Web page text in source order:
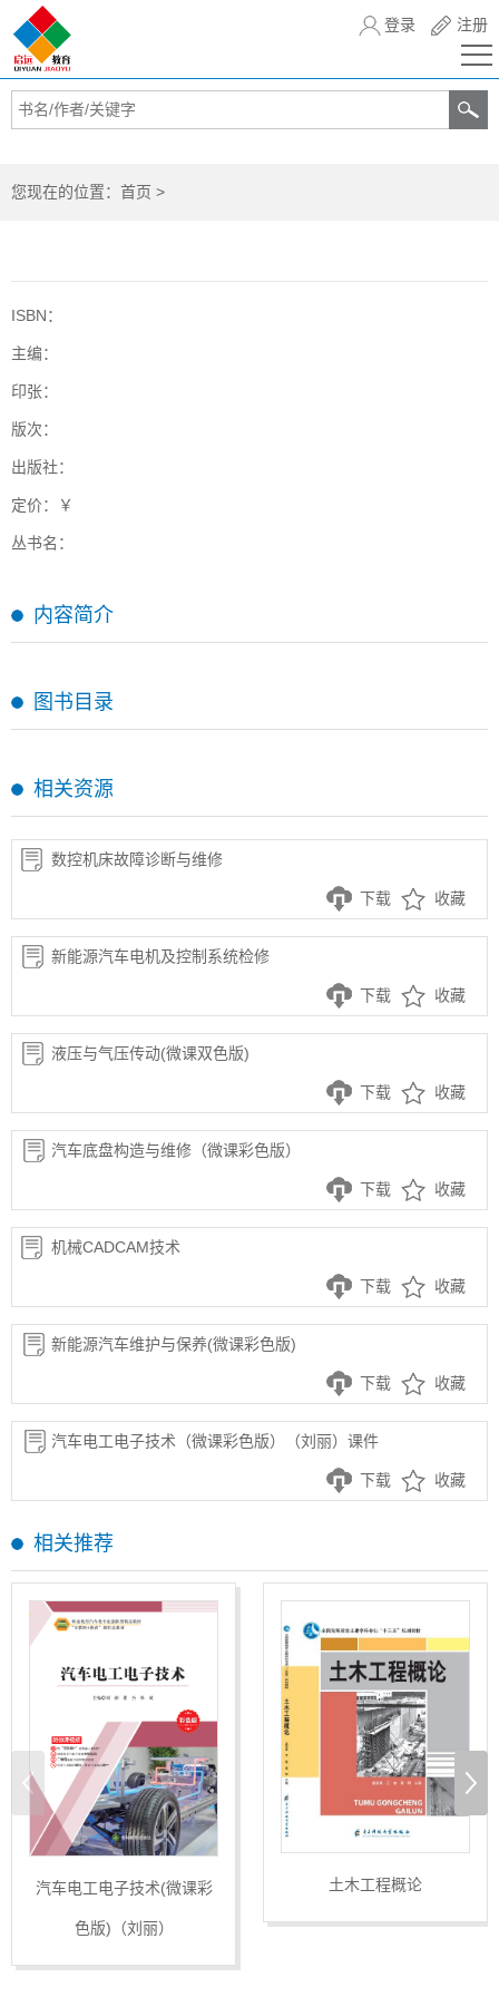
登录 注册
您现在的位置： 首页 >
ISBN：
主编：
印张：
版次：
出版社：
定价：￥
丛书名：
内容简介
图书目录
相关资源
数控机床故障诊断与维修
下载 收藏
新能源汽车电机及控制系统检修
下载 收藏
液压与气压传动(微课双色版)
下载 收藏
汽车底盘构造与维修（微课彩色版）
下载 收藏
机械CADCAM技术
下载 收藏
新能源汽车维护与保养(微课彩色版)
下载 收藏
汽车电工电子技术（微课彩色版）（刘丽）课件
下载 收藏
相关推荐
汽车电工电子技术(微课彩
色版)（刘丽）
土木工程概论